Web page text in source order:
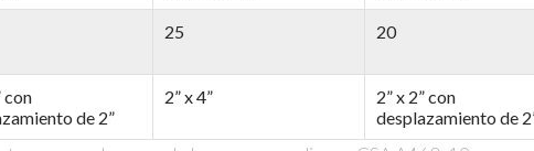
25 20
con
de 2”
2” x 4”
2” x 2” con
desplazamiento de